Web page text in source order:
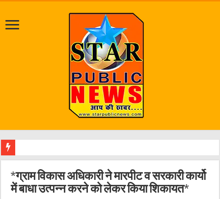
*ग्राम विकास अधिकारी ने मारपीट व सरकारी कार्यो
में बाधा उत्पन्न करने को लेकर किया शिकायत*